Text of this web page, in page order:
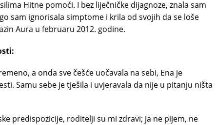
Hitne pomoći. I bez liječničke dijagnoze, znala sam
sam ignorisala simptome i krila od svojih da se loše
Aura u februaru 2012. godine.
a onda sve češće uočavala na sebi, Ena je
Samu sebe je tješila i uvjeravala da nije u pitanju ništa
predispozicije, roditelji su mi zdravi; ja ne pijem, ne